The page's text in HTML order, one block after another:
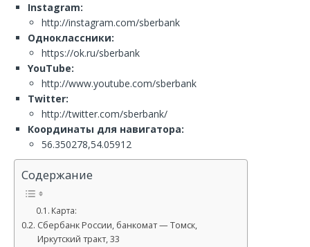
Instagram:
http://instagram.com/sberbank
Одноклассники:
https://ok.ru/sberbank
YouTube:
http://www.youtube.com/sberbank
Twitter:
http://twitter.com/sberbank/
Координаты для навигатора:
56.350278,54.05912
Содержание
Карта:
Сбербанк России, банкомат — Томск,
Иркутский тракт, 33